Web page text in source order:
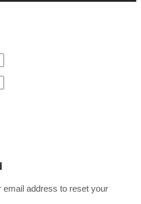
address to reset your